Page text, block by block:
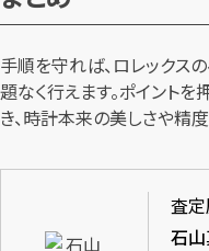
手順を守れば、ロレックス
題なく行えます。ポイント
き、時計本来の美しさや精
査
石山